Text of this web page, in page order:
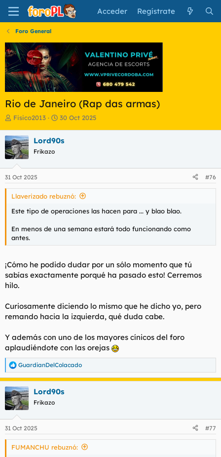
Acceder Regístrate
Foro General
Rio de Janeiro (Rap das armas)
I
i
c
i
a
d
o
r
d
l
e
m
Fisico2013
F
h
e
n
i
i
30 Oct 2025
Lord90s
Frikazo
31 Oct 2025 #76
Llaverizado rebuznó:
Este tipo de operaciones las hacen para ... y blao blao.
En menos de una semana estará todo funcionando como
antes.
¡Cómo he podido dudar por un sólo momento que tú
sabías exactamente porqué ha pasado esto! Cerremos
hilo.
Curiosamente diciendo lo mismo que he dicho yo, pero
remando hacia la izquierda, qué duda cabe.
Y además con uno de los mayores cínicos del foro
aplaudiéndote con las orejas
R
e
a
c
c
i
e
s
GuardianDelColacado
Lord90s
Frikazo
31 Oct 2025 #77
FUMANCHU rebuznó: